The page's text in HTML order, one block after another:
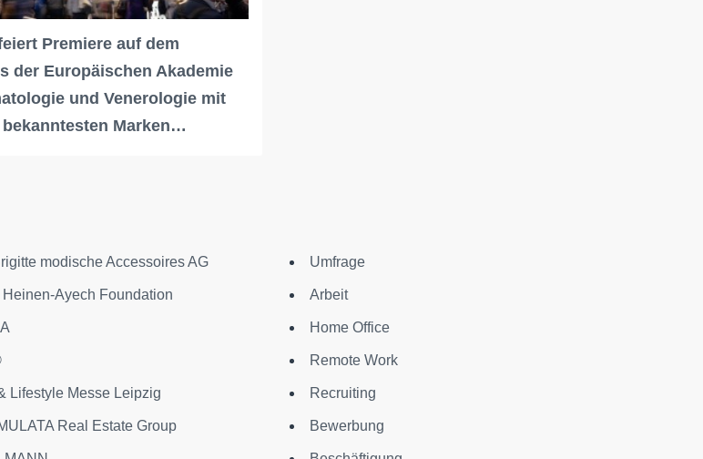
Premiere auf dem
der Europäischen Akademie
und Venerologie mit
Marken…
modische Accessoires AG
Heinen-Ayech Foundation
Lifestyle Messe Leipzig
Real Estate Group
Umfrage
Arbeit
Home Office
Remote Work
Recruiting
Bewerbung